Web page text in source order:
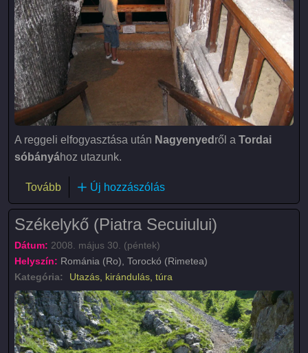
A reggeli elfogyasztása után Nagyenyed ről a Tordai
sóbányához utazunk.
Tovább(Tordai sóbánya (Salina Turda))
Új hozzászólás
Székelykő (Piatra Secuiului)
Dátum: 2008. május 30. (péntek)
Helyszín: Románia (Ro), Torockó (Rimetea)
Kategória:
Utazás, kirándulás, túra